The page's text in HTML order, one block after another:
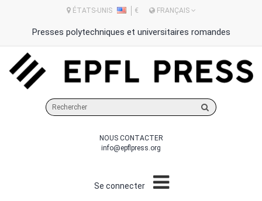
ÉTATS-UNIS € FRANÇAIS
Presses polytechniques et universitaires romandes
sur
site
NOUS CONTACTER
info@epflpress.org
Se connecter